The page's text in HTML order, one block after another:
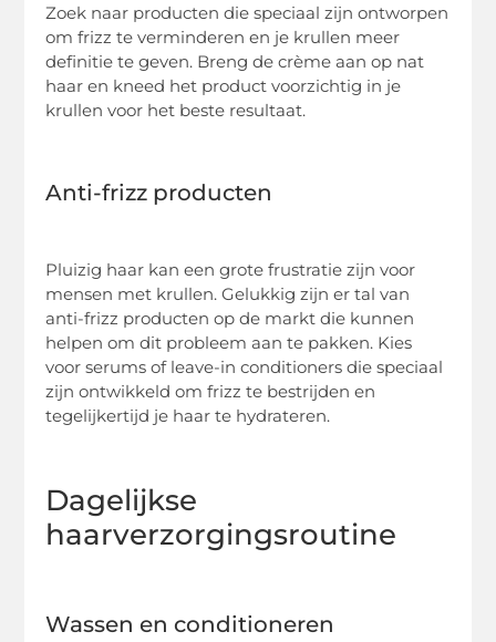
Zoek naar producten die speciaal zijn ontworpen
om frizz te verminderen en je krullen meer
definitie te geven. Breng de crème aan op nat
haar en kneed het product voorzichtig in je
krullen voor het beste resultaat.
Anti-frizz producten
Pluizig haar kan een grote frustratie zijn voor
mensen met krullen. Gelukkig zijn er tal van
anti-frizz producten op de markt die kunnen
helpen om dit probleem aan te pakken. Kies
voor serums of leave-in conditioners die speciaal
zijn ontwikkeld om frizz te bestrijden en
tegelijkertijd je haar te hydrateren.
Dagelijkse
haarverzorgingsroutine
Wassen en conditioneren